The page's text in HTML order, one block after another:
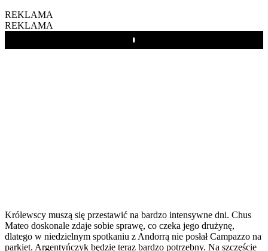
REKLAMA
REKLAMA
Play
Królewscy muszą się przestawić na bardzo intensywne dni. Chus
Mateo doskonale zdaje sobie sprawę, co czeka jego drużynę,
dlatego w niedzielnym spotkaniu z Andorrą nie posłał Campazzo na
parkiet. Argentyńczyk będzie teraz bardzo potrzebny. Na szczęście